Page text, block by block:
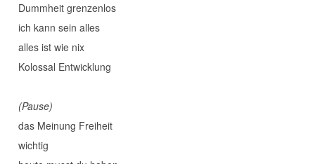
Dummheit grenzenlos
ich kann sein alles
alles ist wie nix
Kolossal Entwicklung
(Pause)
das Meinung Freiheit
wichtig